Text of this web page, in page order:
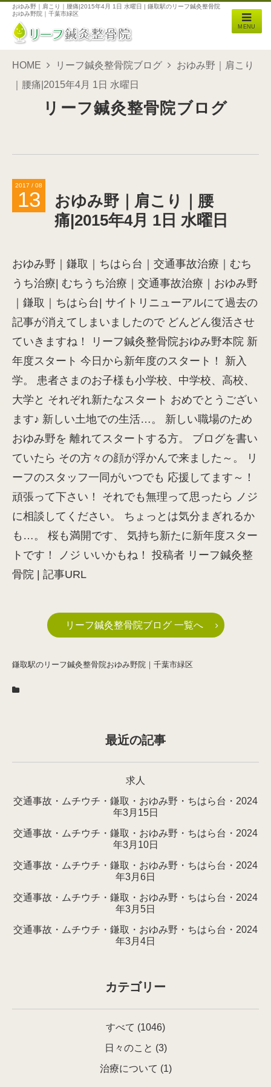
おゆみ野｜肩こり｜腰痛|2015年4月 1日 水曜日 | 鎌取駅のリーフ鍼灸整骨院
おゆみ野院｜千葉市緑区
MENU
HOME リーフ鍼灸整骨院ブログ
おゆみ野｜肩こり
｜腰痛|2015年4月 1日 水曜日
リーフ鍼灸整骨院ブログ
おゆみ野｜肩こり｜腰
痛|2015年4月 1日 水曜日
2017 / 08
13
おゆみ野｜鎌取｜ちはら台｜交通事故治療｜むち
うち治療| むちうち治療｜交通事故治療｜おゆみ野
｜鎌取｜ちはら台| サイトリニューアルにて過去の
記事が消えてしまいましたので どんどん復活させ
ていきますね！ リーフ鍼灸整骨院おゆみ野本院 新
年度スタート 今日から新年度のスタート！ 新入
学。 患者さまのお子様も小学校、中学校、高校、
大学と それぞれ新たなスタート おめでとうござい
ます♪ 新しい土地での生活…。 新しい職場のため
おゆみ野を 離れてスタートする方。 ブログを書い
ていたら その方々の顔が浮かんで来ました～。 リ
ーフのスタッフ一同がいつでも 応援してます～！
頑張って下さい！ それでも無理って思ったら ノジ
に相談してください。 ちょっとは気分まぎれるか
も…。 桜も満開です、 気持ち新たに新年度スター
トです！ ノジ いいかもね！ 投稿者 リーフ鍼灸整
骨院 | 記事URL
リーフ鍼灸整骨院ブログ 一覧へ
鎌取駅のリーフ鍼灸整骨院おゆみ野院｜千葉市緑区
最近の記事
求人
交通事故・ムチウチ・鎌取・おゆみ野・ちはら台・2024
年3月15日
交通事故・ムチウチ・鎌取・おゆみ野・ちはら台・2024
年3月10日
交通事故・ムチウチ・鎌取・おゆみ野・ちはら台・2024
年3月6日
交通事故・ムチウチ・鎌取・おゆみ野・ちはら台・2024
年3月5日
交通事故・ムチウチ・鎌取・おゆみ野・ちはら台・2024
年3月4日
カテゴリー
すべて (1046)
日々のこと (3)
治療について (1)